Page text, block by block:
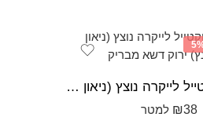
קוקטייל לייקרה נוצץ (ניאון מנצנץ) ירוק דשא מבריק
₪38 למטר